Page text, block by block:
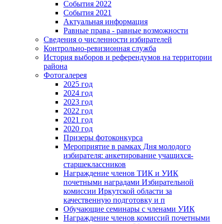
События 2022
События 2021
Актуальная информация
Равные права - равные возможности
Сведения о численности избирателей
Контрольно-ревизионная служба
История выборов и референдумов на территории
района
Фотогалерея
2025 год
2024 год
2023 год
2022 год
2021 год
2020 год
Призеры фотоконкурса
Мероприятие в рамках Дня молодого
избирателя: анкетирование учащихся-
старшеклассников
Награждение членов ТИК и УИК
почетными наградами Избирательной
комиссии Иркутской области за
качественную подготовку и п
Обучающие семинары с членами УИК
Награждение членов комиссий почетными